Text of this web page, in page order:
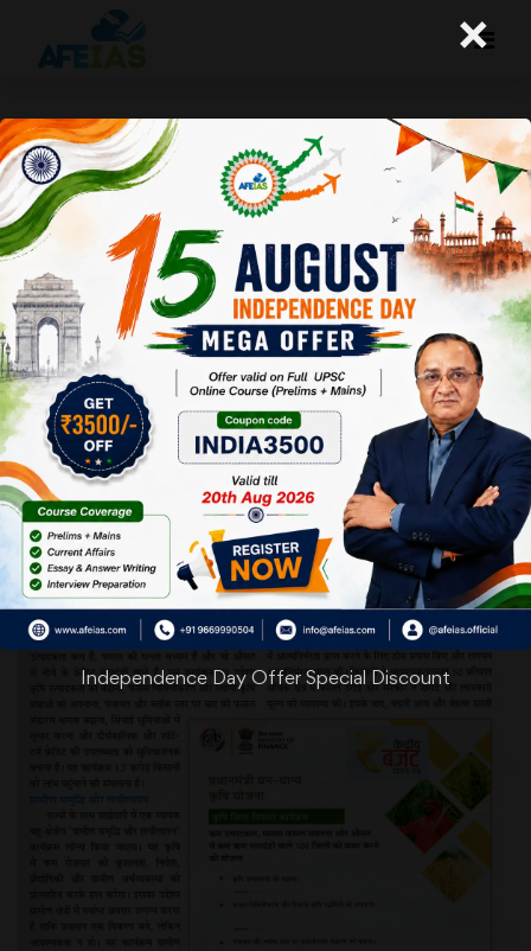
योजना : कृषि : विकास का मूल आधार
29 Mar 2025
To Download Click Here.
×
Independence Day Offer Special Discount